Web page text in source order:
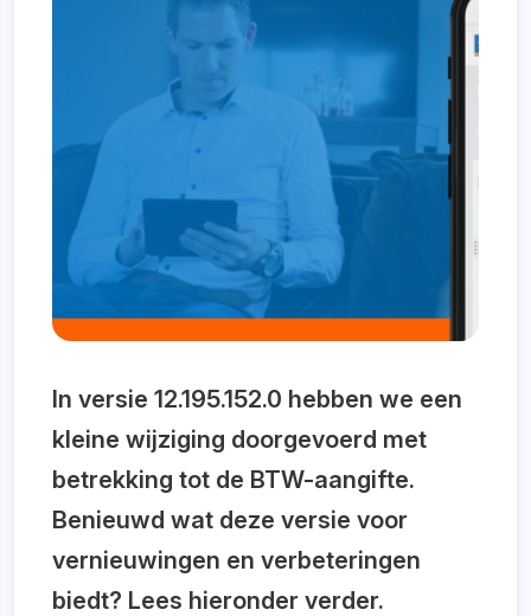
In versie 12.195.152.0 hebben we een
kleine wijziging doorgevoerd met
betrekking tot de BTW-aangifte.
Benieuwd wat deze versie voor
vernieuwingen en verbeteringen
biedt? Lees hieronder verder.